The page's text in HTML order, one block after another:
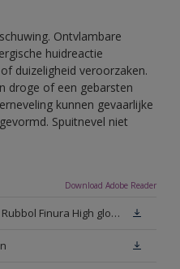
Ontvlambare
huidreactie
duizeligheid veroorzaken.
droge of een gebarsten
kunnen gevaarlijke
Spuitnevel niet
Download Adobe Reader
Technisch Informatieblad Rubbol Finura High gloss (PDF)